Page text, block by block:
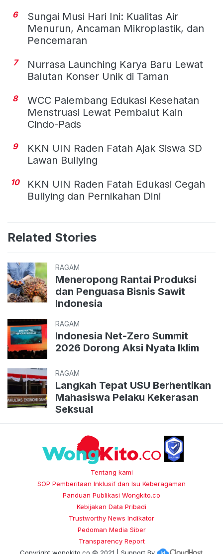
6
Sungai Musi Hari Ini: Kualitas Air
Menurun, Ancaman Mikroplastik, dan
Pencemaran
7
Nurrasa Launching Karya Baru Lewat
Balutan Konser Unik di Taman
8
WCC Palembang Edukasi Kesehatan
Menstruasi Lewat Pembalut Kain
Cindo-Pads
9
KKN UIN Raden Fatah Ajak Siswa SD
Lawan Bullying
10
KKN UIN Raden Fatah Edukasi Cegah
Bullying dan Pernikahan Dini
Related Stories
RAGAM
Meneropong Rantai Produksi
dan Penguasa Bisnis Sawit
Indonesia
RAGAM
Indonesia Net-Zero Summit
2026 Dorong Aksi Nyata Iklim
RAGAM
Langkah Tepat USU Berhentikan
Mahasiswa Pelaku Kekerasan
Seksual
Tentang kami
SOP Pemberitaan Inklusif dan Isu Keberagaman
Panduan Publikasi Wongkito.co
Kebijakan Data Pribadi
Trustworthy News Indikator
Pedoman Media Siber
Transparency Report